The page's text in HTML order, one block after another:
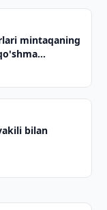
mintaqaning
bilan